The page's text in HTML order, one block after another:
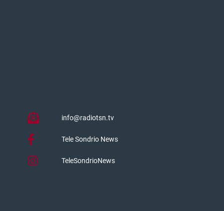
info@radiotsn.tv
Tele Sondrio News
TeleSondrioNews